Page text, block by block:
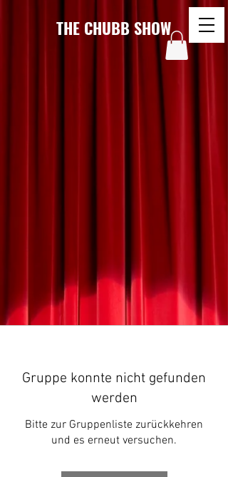
THE CHUBB SHOW
Gruppe konnte nicht gefunden
werden
Bitte zur Gruppenliste zurückkehren
und es erneut versuchen.